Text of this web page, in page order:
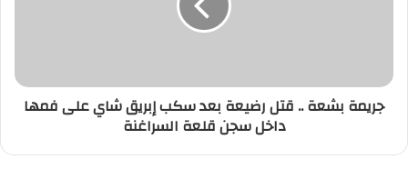
شاي
على
سجن
جريمة بشعة .. قتل رضيعة بعد سكب إبريق شاي على فمها
داخل سجن قلعة السراغنة